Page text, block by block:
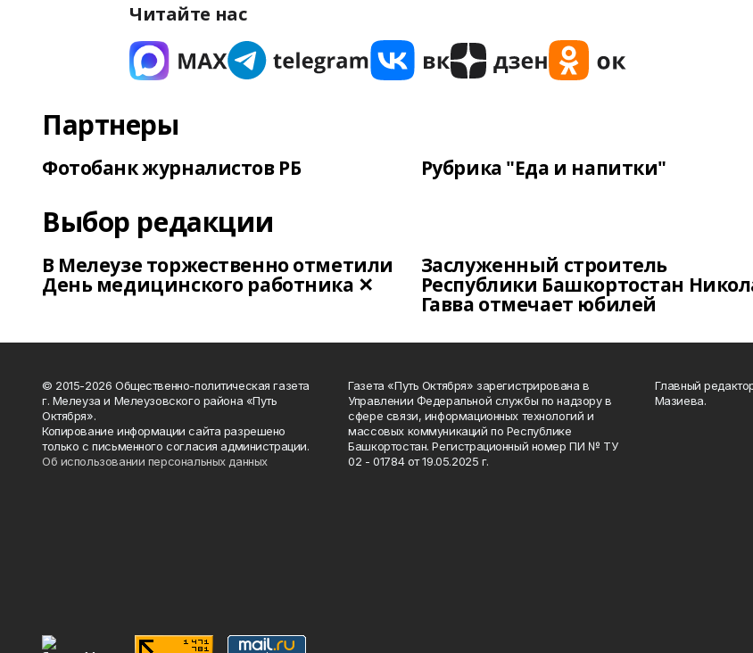
Читайте нас
Партнеры
Фотобанк журналистов РБ Рубрика "Еда и напитки"
Выбор редакции
В Мелеузе торжественно отметили
День медицинского работника ✕
Заслуженный строитель
Республики Башкортостан
Гавва отмечает юбилей
© 2015-2026 Общественно-политическая газета
г. Мелеуза и Мелеузовского района «Путь
Октября».
Копирование информации сайта разрешено
только с письменного согласия администрации.
Об использовании персональных данных
Газета «Путь Октября» зарегистрирована в
Управлении Федеральной службы по надзору в
сфере связи, информационных технологий и
массовых коммуникаций по Республике
Башкортостан. Регистрационный номер ПИ № ТУ
02 - 01784 от 19.05.2025 г.
Главный
Мазиева.